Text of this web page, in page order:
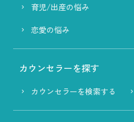
育児/出産の悩み
恋愛の悩み
カウンセラーを探す
カウンセラーを検索する